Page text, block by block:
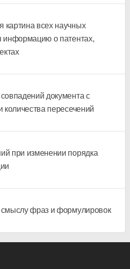
всех научных
информацию о патентах,
документа с
количества пересечений
при изменении порядка
фраз и формулировок